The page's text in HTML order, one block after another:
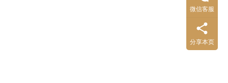
微信客服
分享本页